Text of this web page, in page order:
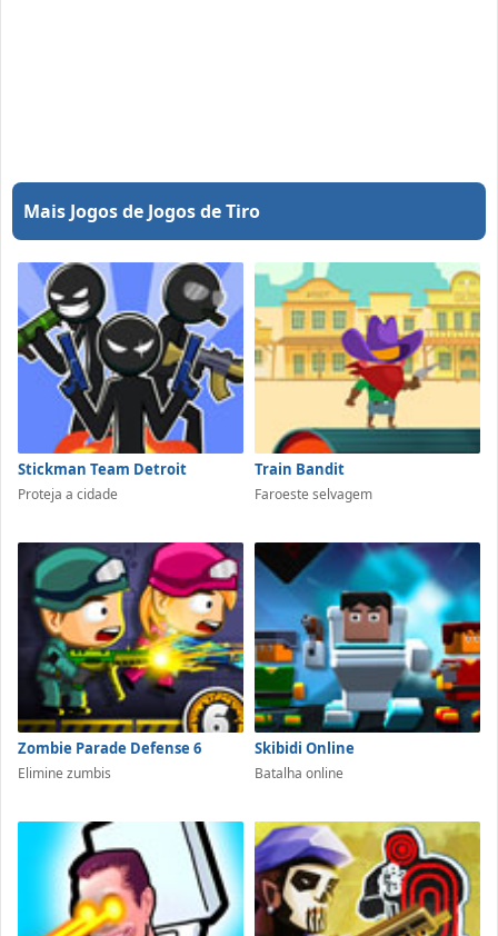
Mais Jogos de Jogos de Tiro
Stickman Team Detroit
Proteja a cidade
Train Bandit
Faroeste selvagem
Zombie Parade Defense 6
Elimine zumbis
Skibidi Online
Batalha online